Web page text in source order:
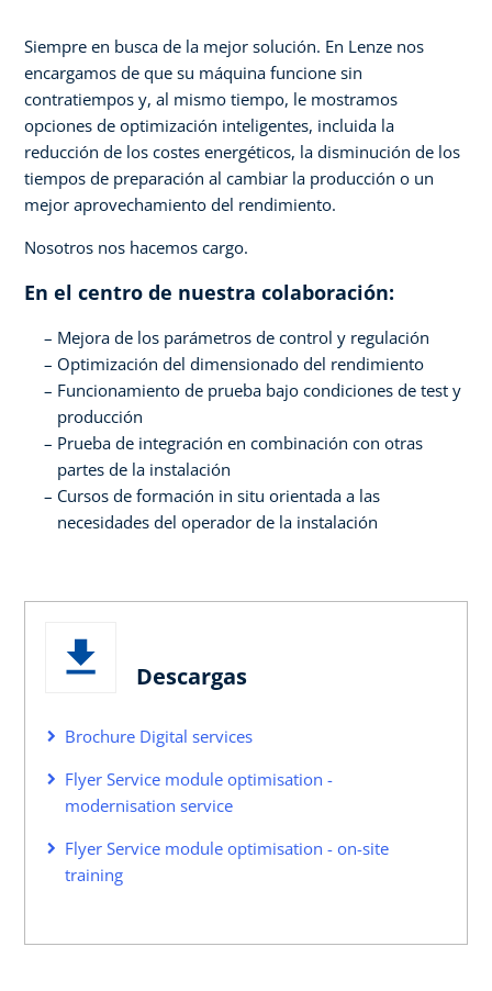
Siempre en busca de la mejor solución. En Lenze nos
encargamos de que su máquina funcione sin
contratiempos y, al mismo tiempo, le mostramos
opciones de optimización inteligentes, incluida la
reducción de los costes energéticos, la disminución de los
tiempos de preparación al cambiar la producción o un
mejor aprovechamiento del rendimiento.
Nosotros nos hacemos cargo.
En el centro de nuestra colaboración:
Mejora de los parámetros de control y regulación
Optimización del dimensionado del rendimiento
Funcionamiento de prueba bajo condiciones de test y
producción
Prueba de integración en combinación con otras
partes de la instalación
Cursos de formación in situ orientada a las
necesidades del operador de la instalación
Descargas
Brochure Digital services
Flyer Service module optimisation -
modernisation service
Flyer Service module optimisation - on-site
training